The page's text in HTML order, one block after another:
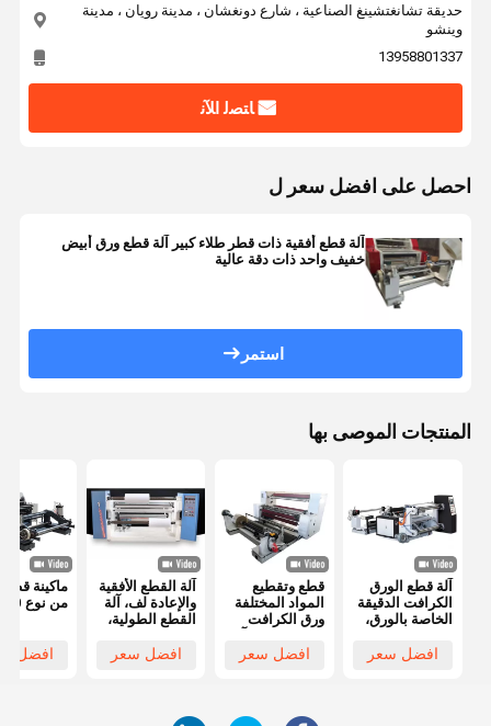
حديقة تشانغتشينغ الصناعية ، شارع دونغشان ، مدينة رويان ، مدينة
وينشو
13958801337
ﺎﺘﺼﻟ ﺍﻶﻧ
احصل على افضل سعر ل
آلة قطع أفقية ذات قطر طلاء كبير آلة قطع ورق أبيض
خفيف واحد ذات دقة عالية
استمر
المنتجات الموصى بها
آلة قطع الورق
الكرافت الدقيقة
الخاصة بالورق،
الأقصى 1800
افضل سعر
قطع وتقطيع
المواد المختلفة
ورق الكرافت
ماكس.
افضل سعر
آلة القطع الأفقية
والإعادة لف، آلة
القطع الطولية،
والقطع على
افضل سعر
ماكينة قطع
من نوع 1100
افضل